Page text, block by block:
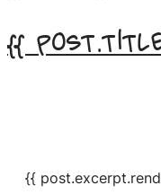
{{
{{